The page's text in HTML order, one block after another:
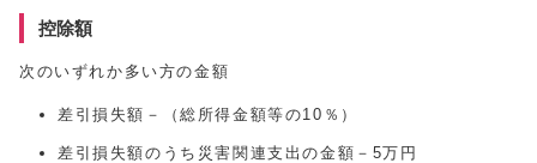
控除額
次のいずれか多い方の金額
差引損失額－（総所得金額等の10％）
差引損失額のうち災害関連支出の金額－5万円